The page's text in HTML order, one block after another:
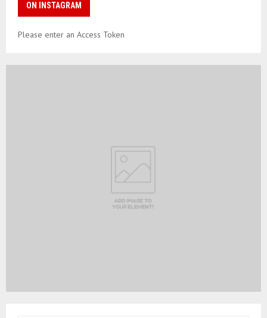
ON INSTAGRAM
Please enter an Access Token